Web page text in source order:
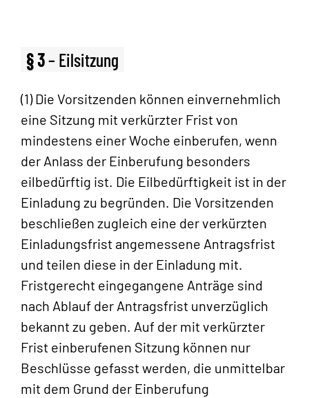
§ 3– Eilsitzung
(1) Die Vorsitzenden können einvernehmlich
eine Sitzung mit verkürzter Frist von
mindestens einer Woche einberufen, wenn
der Anlass der Einberufung besonders
eilbedürftig ist. Die Eilbedürftigkeit ist in der
Einladung zu begründen. Die Vorsitzenden
beschließen zugleich eine der verkürzten
Einladungsfrist angemessene Antragsfrist
und teilen diese in der Einladung mit.
Fristgerecht eingegangene Anträge sind
nach Ablauf der Antragsfrist unverzüglich
bekannt zu geben. Auf der mit verkürzter
Frist einberufenen Sitzung können nur
Beschlüsse gefasst werden, die unmittelbar
mit dem Grund der Einberufung